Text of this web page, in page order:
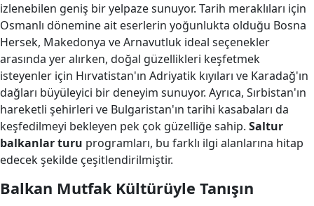
izlenebilen geniş bir yelpaze sunuyor. Tarih meraklıları için
Osmanlı dönemine ait eserlerin yoğunlukta olduğu Bosna
Hersek, Makedonya ve Arnavutluk ideal seçenekler
arasında yer alırken, doğal güzellikleri keşfetmek
isteyenler için Hırvatistan'ın Adriyatik kıyıları ve Karadağ'ın
dağları büyüleyici bir deneyim sunuyor. Ayrıca, Sırbistan'ın
hareketli şehirleri ve Bulgaristan'ın tarihi kasabaları da
keşfedilmeyi bekleyen pek çok güzelliğe sahip. Saltur
balkanlar turu programları, bu farklı ilgi alanlarına hitap
edecek şekilde çeşitlendirilmiştir.
Balkan Mutfak Kültürüyle Tanışın